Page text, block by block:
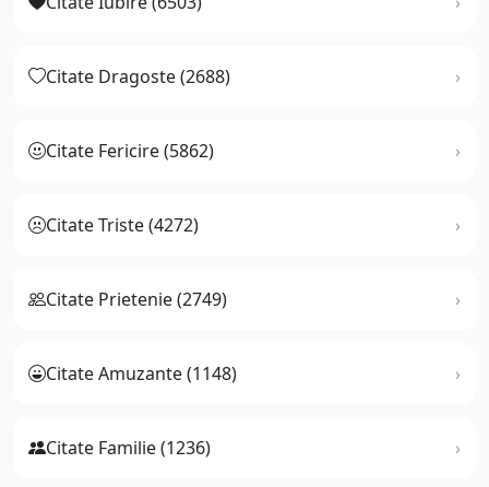
Citate Dragoste (2688)
Citate Fericire (5862)
Citate Triste (4272)
Citate Prietenie (2749)
Citate Amuzante (1148)
Citate Familie (1236)